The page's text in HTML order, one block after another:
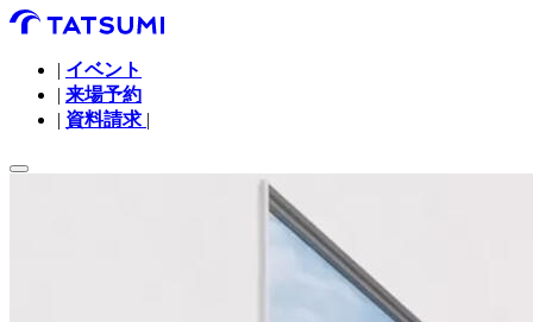
| イベント
| 来場予約
| 資料請求 |